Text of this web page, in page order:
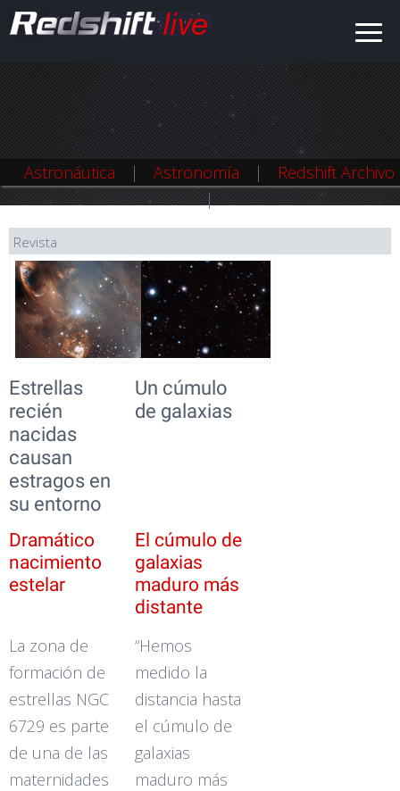
Astronáutica Astronomía Redshift Archivo
Revista
Estrellas
recién
nacidas
causan
estragos en
su entorno
Un cúmulo
de galaxias
Dramático
nacimiento
estelar
El cúmulo de
galaxias
maduro más
distante
La zona de
formación de
estrellas NGC
6729 es parte
de una de las
maternidades
“Hemos
medido la
distancia hasta
el cúmulo de
galaxias
maduro más